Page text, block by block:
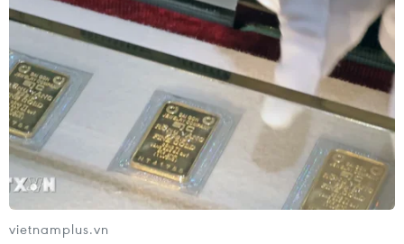
Ukraine để giành lợi thế trước đối thủ chính trị
của mình là cựu Phó Tổng thống Joe Biden.
Bên cạnh đó, các vấn đề đối ngoại của ông như
đối với Triều Tiên, Iran, Thổ Nhĩ Kỳ hay Trung
Đông cũng không nhận được sự ủng hộ của
đảng Dân chủ.
vietnamplus.vn